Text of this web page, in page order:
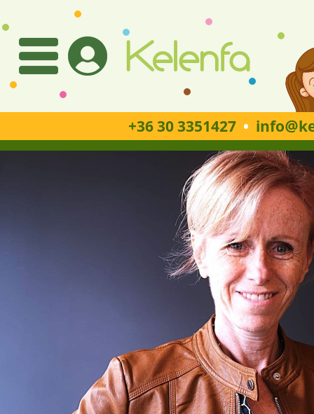
+36 30 3351427 • info